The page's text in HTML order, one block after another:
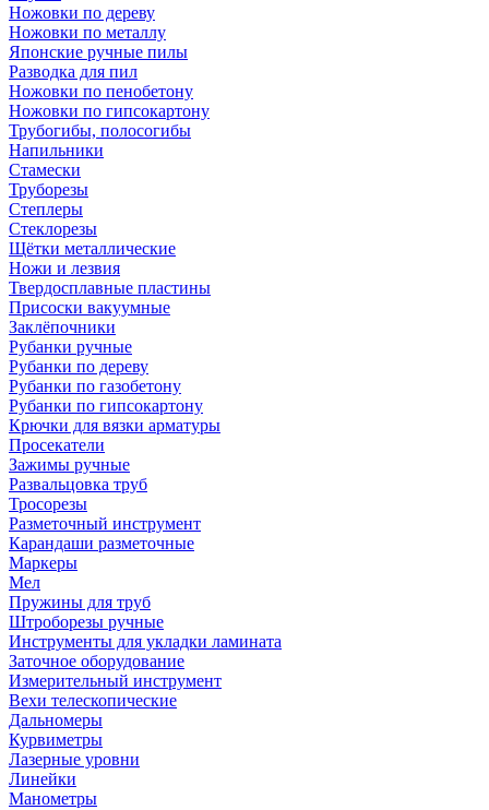
Ножовки по дереву
Ножовки по металлу
Японские ручные пилы
Разводка для пил
Ножовки по пенобетону
Ножовки по гипсокартону
Трубогибы, полосогибы
Напильники
Стамески
Труборезы
Степлеры
Стеклорезы
Щётки металлические
Ножи и лезвия
Твердосплавные пластины
Присоски вакуумные
Заклёпочники
Рубанки ручные
Рубанки по дереву
Рубанки по газобетону
Рубанки по гипсокартону
Крючки для вязки арматуры
Просекатели
Зажимы ручные
Развальцовка труб
Тросорезы
Разметочный инструмент
Карандаши разметочные
Маркеры
Мел
Пружины для труб
Штроборезы ручные
Инструменты для укладки ламината
Заточное оборудование
Измерительный инструмент
Вехи телескопические
Дальномеры
Курвиметры
Лазерные уровни
Линейки
Манометры